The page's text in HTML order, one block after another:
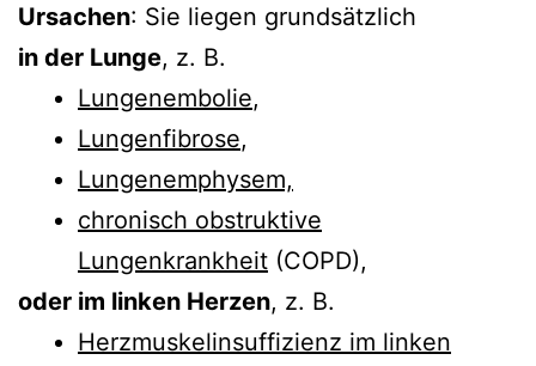
Ursachen: Sie liegen grundsätzlich
in der Lunge, z. B.
Lungenembolie,
Lungenfibrose,
Lungenemphysem,
chronisch obstruktive
Lungenkrankheit (COPD),
oder im linken Herzen, z. B.
Herzmuskelinsuffizienz im linken